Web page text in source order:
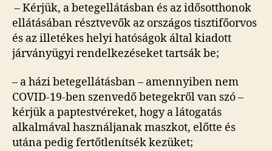
– Kérjük, a betegellátásban és az idősotthonok
ellátásában résztvevők az országos tisztifőorvos
és az illetékes helyi hatóságok által kiadott
járványügyi rendelkezéseket tartsák be;
– a házi betegellátásban – amennyiben nem
COVID-19-ben szenvedő betegekről van szó –
kérjük a paptestvéreket, hogy a látogatás
alkalmával használjanak maszkot, előtte és
utána pedig fertőtlenítsék kezüket;